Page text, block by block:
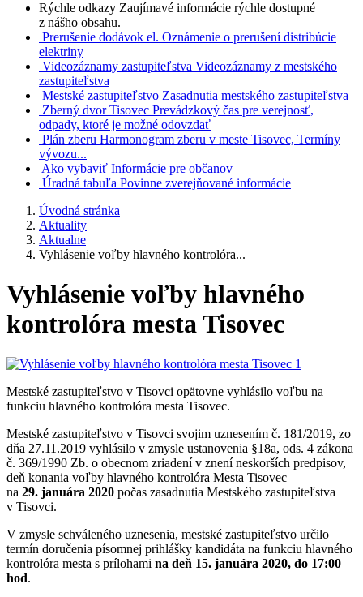
Rýchle odkazy Zaujímavé informácie rýchle dostupné
z nášho obsahu.
Prerušenie dodávok el. Oznámenie o prerušení distribúcie
elektriny
Videozáznamy zastupiteľstva Videozáznamy z mestského
zastupiteľstva
Mestské zastupiteľstvo Zasadnutia mestského zastupiteľstva
Zberný dvor Tisovec Prevádzkový čas pre verejnosť,
odpady, ktoré je možné odovzdať
Plán zberu Harmonogram zberu v meste Tisovec, Termíny
vývozu...
Ako vybaviť Informácie pre občanov
Úradná tabuľa Povinne zverejňované informácie
Úvodná stránka
Aktuality
Aktualne
Vyhlásenie voľby hlavného kontrolóra...
Vyhlásenie voľby hlavného
kontrolóra mesta Tisovec
Mestské zastupiteľstvo v Tisovci opätovne vyhlásilo voľbu na
funkciu hlavného kontrolóra mesta Tisovec.
Mestské zastupiteľstvo v Tisovci svojim uznesením č. 181/2019, zo
dňa 27.11.2019 vyhlásilo v zmysle ustanovenia §18a, ods. 4 zákona
č. 369/1990 Zb. o obecnom zriadení v znení neskorších predpisov,
deň konania voľby hlavného kontrolóra Mesta Tisovec
na 29. januára 2020 počas zasadnutia Mestského zastupiteľstva
v Tisovci.
V zmysle schváleného uznesenia, mestské zastupiteľstvo určilo
termín doručenia písomnej prihlášky kandidáta na funkciu hlavného
kontrolóra mesta s prílohami na deň 15. januára 2020, do 17:00
hod.